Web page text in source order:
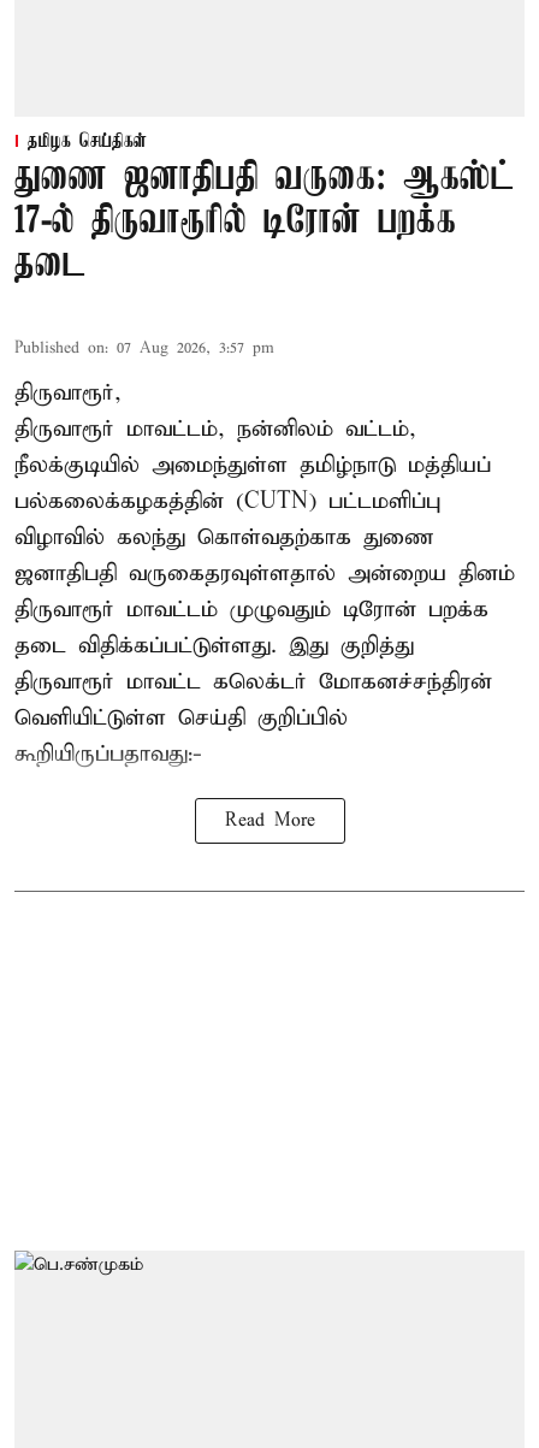
தமிழக செய்திகள்
துணை ஜனாதிபதி வருகை: ஆகஸ்ட்
17-ல் திருவாரூரில் டிரோன் பறக்க
தடை
Published on: 07 Aug 2026, 3:57 pm
திருவாரூர்,
திருவாரூர் மாவட்டம், நன்னிலம் வட்டம்,
நீலக்குடியில் அமைந்துள்ள தமிழ்நாடு மத்தியப்
பல்கலைக்கழகத்தின் (CUTN) பட்டமளிப்பு
விழாவில் கலந்து கொள்வதற்காக துணை
ஜனாதிபதி வருகைதரவுள்ளதால் அன்றைய தினம்
திருவாரூர் மாவட்டம் முழுவதும் டிரோன் பறக்க
தடை விதிக்கப்பட்டுள்ளது. இது குறித்து
திருவாரூர் மாவட்ட கலெக்டர் மோகனச்சந்திரன்
வெளியிட்டுள்ள செய்தி குறிப்பில்
கூறியிருப்பதாவது:-
Read More